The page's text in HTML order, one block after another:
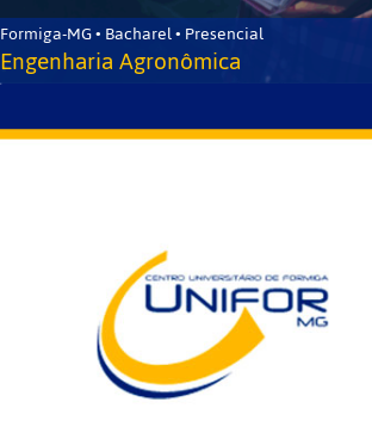
Formiga-MG • Bacharel • Presencial
Engenharia Agronômica